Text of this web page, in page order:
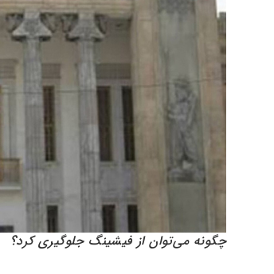
چگونه می‌توان از فیشینگ جلوگیری کرد؟